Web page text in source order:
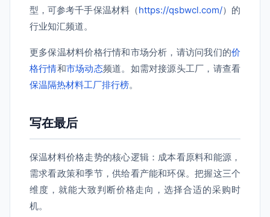
型，可参考千手保温材料（https://qsbwcl.com/）的
行业知汇频道。
更多保温材料价格行情和市场分析，请访问我们的价
格行情和市场动态频道。如需对接源头工厂，请查看
保温隔热材料工厂排行榜。
写在最后
保温材料价格走势的核心逻辑：成本看原料和能源，
需求看政策和季节，供给看产能和环保。把握这三个
维度，就能大致判断价格走向，选择合适的采购时
机。